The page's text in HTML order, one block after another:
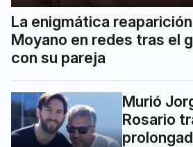
La enigmática
Moyano en redes tras el
con su pareja
Murió
Rosario